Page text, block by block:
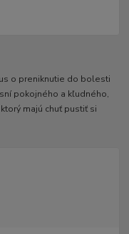
o preniknutie do bolesti
pokojného a kľudného,
majú chuť pustiť si